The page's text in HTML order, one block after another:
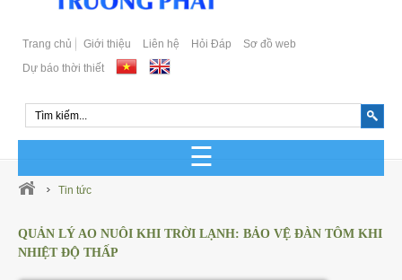
Trang chủ Giới thiệu Liên hệ Hỏi Đáp
Sơ đồ web
Dự báo thời thiết
Cá Bớp Giống Chất Lượng
GIỐNG CÁ BIỂN TỰ NHIÊN
Tin tức
QUẢN LÝ AO NUÔI KHI TRỜI LẠNH: BẢO VỆ ĐÀN TÔM KHI
NHIỆT ĐỘ THẤP